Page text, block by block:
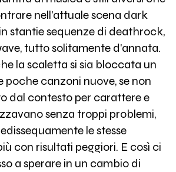
nell'attuale scena dark
stantie sequenze di deathrock,
tutto solitamente d'annata.
la scaletta si sia bloccata un
poche canzoni nuove, se non
dal contesto per carattere e
senza troppi problemi,
le stesse
con risultati peggiori. E così ci
a sperare in un cambio di